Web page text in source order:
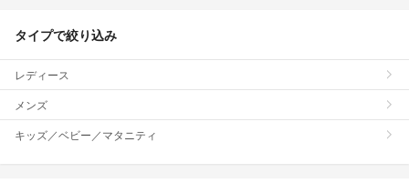
タイプで絞り込み
レディース
メンズ
キッズ／ベビー／マタニティ